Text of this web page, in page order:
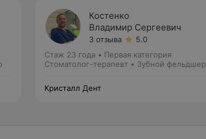
Костенко
Владимир Сергеевич
3 отзыва
5.0
Стаж 23 года • Первая категория
Стоматолог-терапевт • Зубной фельдшер
Кристалл Дент